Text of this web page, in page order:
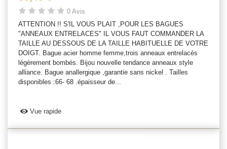
0 Avis
ATTENTION !! S'IL VOUS PLAIT ,POUR LES BAGUES
"ANNEAUX ENTRELACES" IL VOUS FAUT COMMANDER LA
TAILLE AU DESSOUS DE LA TAILLE HABITUELLE DE VOTRE
DOIGT. Bague acier homme femme,trois anneaux entrelacés
légèrement bombés. Bijou nouvelle tendance anneaux style
alliance. Bague anallergique ,garantie sans nickel . Tailles
disponibles :66- 68 .épaisseur de...
Vue rapide